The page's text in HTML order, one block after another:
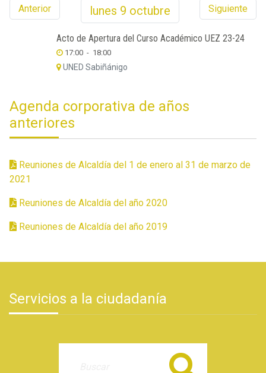
Anterior lunes 9 octubre Siguiente
Acto de Apertura del Curso Académico UEZ 23-24
17:00 - 18:00
UNED Sabiñánigo
Agenda corporativa de años
anteriores
Reuniones de Alcaldía del 1 de enero al 31 de marzo de
2021
Reuniones de Alcaldía del año 2020
Reuniones de Alcaldía del año 2019
Servicios a la ciudadanía
Buscar